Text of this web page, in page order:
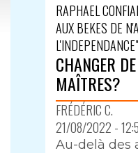
RAPHAEL
AUX BEKES DE
L'INDEPENDANCE"
CHANGER
MAÎTRES?
FRÉDÉRIC C.
21/08/2022 -
Au-delà des